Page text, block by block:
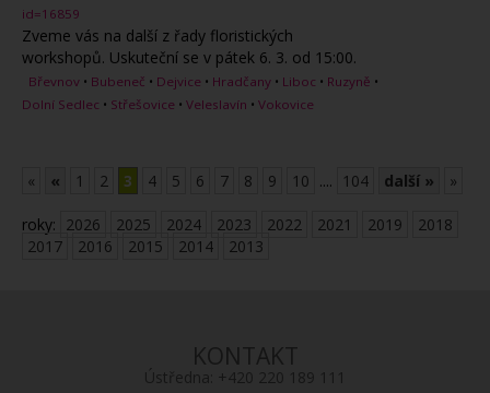
id=16859
Zveme vás na další z řady floristických
workshopů. Uskuteční se v pátek 6. 3. od 15:00.
Břevnov • Bubeneč • Dejvice • Hradčany • Liboc • Ruzyně •
Dolní Sedlec • Střešovice • Veleslavín • Vokovice
« « 1 2 3 4 5 6 7 8 9 10 .... 104 další » »
roky: 2026 2025 2024 2023 2022 2021 2019
2018
2017
2016 2015 2014 2013
KONTAKT
Ústředna: +420 220 189 111